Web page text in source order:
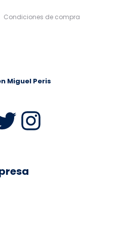
Condiciones de compra
Miguel Peris